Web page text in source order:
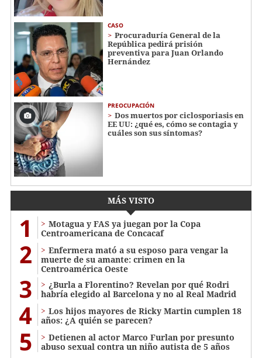
CASO
Procuraduría General de la
República pedirá prisión
preventiva para Juan Orlando
Hernández
PREOCUPACIÓN
Dos muertos por ciclosporiasis en
EE UU: ¿qué es, cómo se contagia y
cuáles son sus síntomas?
MÁS VISTO
1
Motagua y FAS ya juegan por la Copa
Centroamericana de Concacaf
2
Enfermera mató a su esposo para vengar la
muerte de su amante: crimen en la
Centroamérica Oeste
3
¿Burla a Florentino? Revelan por qué Rodri
habría elegido al Barcelona y no al Real Madrid
4
Los hijos mayores de Ricky Martin cumplen 18
años: ¿A quién se parecen?
5
Detienen al actor Marco Furlan por presunto
abuso sexual contra un niño autista de 5 años